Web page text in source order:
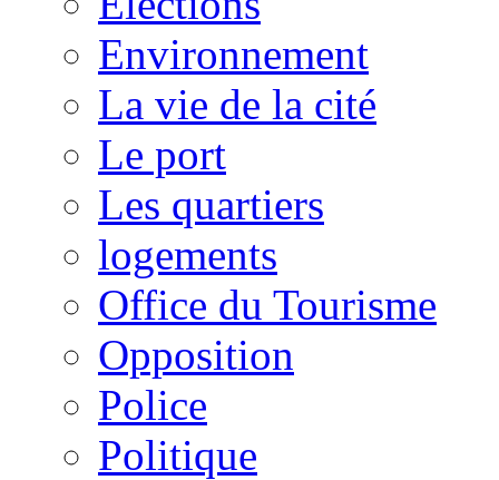
Environnement
La vie de la cité
Le port
Les quartiers
logements
Office du Tourisme
Opposition
Police
Politique